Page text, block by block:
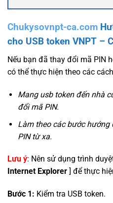
Chukysovnpt-ca.com
cho USB token VNPT –
Nếu bạn đã thay đổi mã PIN
có thể thực hiện theo các
Mang usb token đến nhà
đổi mã PIN.
Làm theo các bước
PIN từ xa.
Lưu ý: Nên sử dụng trình
Internet Explorer ] để thực
Bước 1: Kiểm tra USB token.